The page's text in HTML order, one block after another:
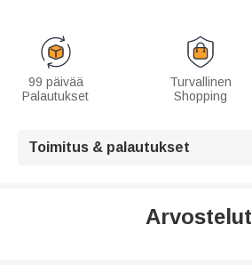
99 päivää
Palautukset
Turvallinen
Shopping
Toimitus & palautukset
Arvostelut